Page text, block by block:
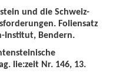
und die Schweiz-
Foliensatz
Institut, Bendern.
lie:zeit Nr. 146, 13.